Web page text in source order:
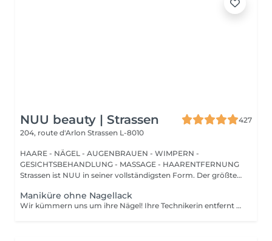
NUU beauty | Strassen
427
204, route d'Arlon Strassen L-8010
HAARE - NÄGEL - AUGENBRAUEN - WIMPERN -
GESICHTSBEHANDLUNG - MASSAGE - HAARENTFERNUNG
Strassen ist NUU in seiner vollständigsten Form. Der größte
Maniküre ohne Nagellack
Wir kümmern uns um ihre Nägel! Ihre Technikerin entfernt sanft abgestorbene hautzellen, feilt und formt ihre Nägel und poliert die oberfläche für ein glattes, natürliches finish. Unsere meister bieten kantige, hardware- oder kombinierte manicures an, je nach ihren wünschen. Wie wird eine manicure ohne nagellack durchgeführt? - raue haut wird sanft entfernt - die form der nagelplatte wird behutsam korrigiert - die Nagelhaut und seitlichen ränder werden sorgfältig bearbeitet - Nagelhautöl und handcreme werden aufgetragen, um zu pflegen und zu hydratisieren Altersbeschränkung: empfohlen ab 14 Jahren. Nachbehandlungsempfehlungen: es sind keine speziellen Nachbehandlungen erforderlich. Häufigkeit: alle 3 Wochen.